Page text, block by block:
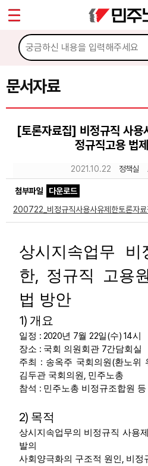
문서자료
[토론자료집] 비정규직 사용
정규직고용 법
2021.10.22 정책실
첨부파일
다운로드
200722_비정규직사용사유제한토론자
상시지속업무 비
한, 정규직 고용
법 방안
1) 개요
일정 : 2020년 7월22일(수) 14시
장소 : 국회 의원회관 7간담회실
주최 : 송옥주 국회의원 (환노위
김두관 국회의원 , 민주노총
참석 : 민주노총 비정규조합원
2) 목적
상시지속업무의 비정규직 사용
발의
사회양극화의 구조적 원인 , 비정
마이페이지
소개
소식
문서자료
이미지자료
카드뉴스
부설기관
업무
Sketchbook5,
Sketchbook5,